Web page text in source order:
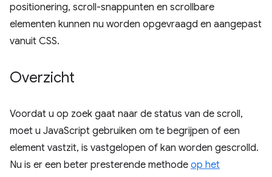
positionering, scroll-snappunten en scrollbare
elementen kunnen nu worden opgevraagd en aangepast
vanuit CSS.
Overzicht
Voordat u op zoek gaat naar de status van de scroll,
moet u JavaScript gebruiken om te begrijpen of een
element vastzit, is vastgelopen of kan worden gescrolld.
Nu is er een beter presterende methode op het